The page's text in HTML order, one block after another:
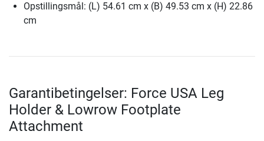
Opstillingsmål: (L) 54.61 cm x (B) 49.53 cm x (H) 22.86
cm
Garantibetingelser: Force USA Leg
Holder & Lowrow Footplate
Attachment